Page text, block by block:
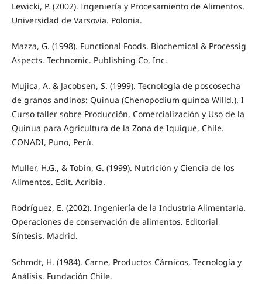
Lewicki, P. (2002). Ingeniería y Procesamiento de Alimentos.
Universidad de Varsovia. Polonia.
Mazza, G. (1998). Functional Foods. Biochemical & Processig
Aspects. Technomic. Publishing Co, Inc.
Mujica, A. & Jacobsen, S. (1999). Tecnología de poscosecha
de granos andinos: Quinua (Chenopodium quinoa Willd.). I
Curso taller sobre Producción, Comercialización y Uso de la
Quinua para Agricultura de la Zona de Iquique, Chile.
CONADI, Puno, Perú.
Muller, H.G., & Tobin, G. (1999). Nutrición y Ciencia de los
Alimentos. Edit. Acribia.
Rodríguez, E. (2002). Ingeniería de la Industria Alimentaria.
Operaciones de conservación de alimentos. Editorial
Síntesis. Madrid.
Schmdt, H. (1984). Carne, Productos Cárnicos, Tecnología y
Análisis. Fundación Chile.